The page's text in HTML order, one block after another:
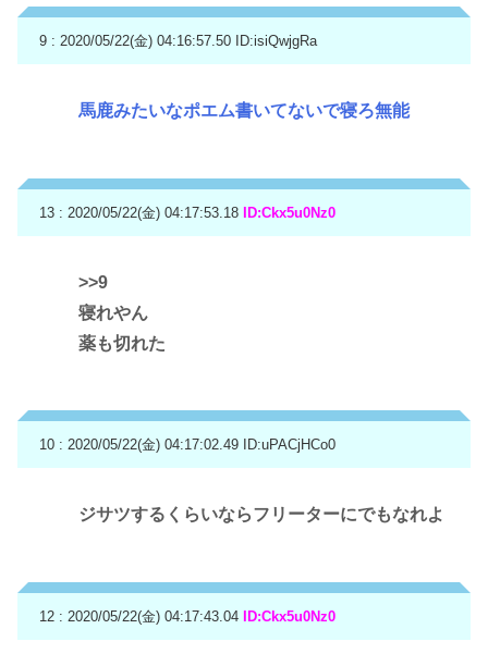
9 : 2020/05/22(金) 04:16:57.50 ID:isiQwjgRa
馬鹿みたいなポエム書いてないで寝ろ無能
13 : 2020/05/22(金) 04:17:53.18 ID:Ckx5u0Nz0
>>9
寝れやん
薬も切れた
10 : 2020/05/22(金) 04:17:02.49 ID:uPACjHCo0
ジサツするくらいならフリーターにでもなれよ
12 : 2020/05/22(金) 04:17:43.04 ID:Ckx5u0Nz0